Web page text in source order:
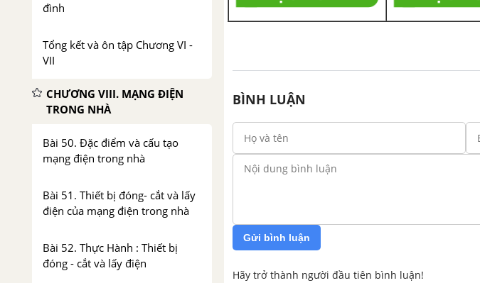
đình
Tổng kết và ôn tập Chương VI -
VII
CHƯƠNG VIII. MẠNG ĐIỆN
TRONG NHÀ
Bài 50. Đặc điểm và cấu tạo
mạng điện trong nhà
Bài 51. Thiết bị đóng- cắt và lấy
điện của mạng điện trong nhà
Bài 52. Thực Hành : Thiết bị
đóng - cắt và lấy điện
BÌNH LUẬN
Gửi bình luận
Hãy trở thành người đầu tiên bình luận!